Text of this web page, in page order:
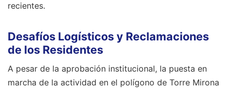
recientes.
Desafíos Logísticos y Reclamaciones
de los Residentes
A pesar de la aprobación institucional, la puesta en
marcha de la actividad en el polígono de Torre Mirona